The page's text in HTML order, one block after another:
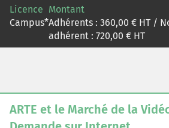
Licence
Campus*
Montant
Adhérents : 360,00 € HT /
adhérent : 720,00 € HT
ARTE et le Marché de la